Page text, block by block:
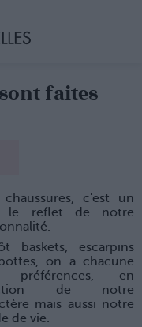
sont faites
chaussures, c'est un
le reflet de notre
baskets, escarpins
on a chacune
préférences, en
de notre
mais aussi notre
de vie.